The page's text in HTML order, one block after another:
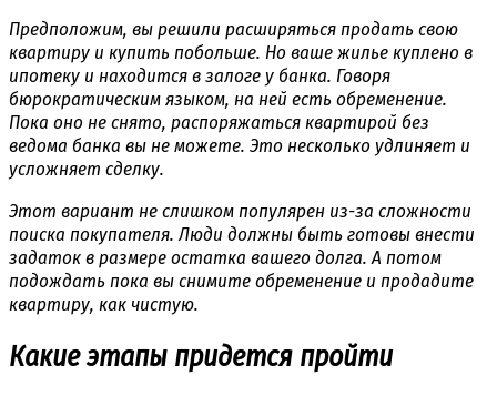
Предположим, вы решили расширяться продать свою
квартиру и купить побольше. Но ваше жилье куплено в
ипотеку и находится в залоге у банка. Говоря
бюрократическим языком, на ней есть обременение.
Пока оно не снято, распоряжаться квартирой без
ведома банка вы не можете. Это несколько удлиняет и
усложняет сделку.
Этот вариант не слишком популярен из-за сложности
поиска покупателя. Люди должны быть готовы внести
задаток в размере остатка вашего долга. А потом
подождать пока вы снимите обременение и продадите
квартиру, как чистую.
Какие этапы придется пройти